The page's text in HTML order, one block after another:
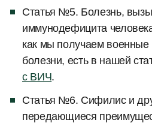
Статья №5. Болезнь,
иммунодефицита
как мы получаем военные
болезни, есть в нашей
с ВИЧ.
Статья №6. Сифилис и
передающиеся